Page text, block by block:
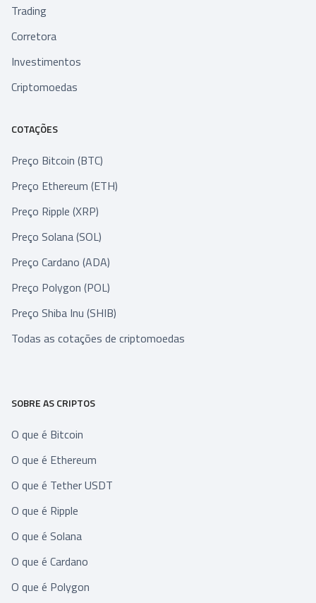
Trading
Corretora
Investimentos
Criptomoedas
COTAÇÕES
Preço Bitcoin (BTC)
Preço Ethereum (ETH)
Preço Ripple (XRP)
Preço Solana (SOL)
Preço Cardano (ADA)
Preço Polygon (POL)
Preço Shiba Inu (SHIB)
Todas as cotações de criptomoedas
SOBRE AS CRIPTOS
O que é Bitcoin
O que é Ethereum
O que é Tether USDT
O que é Ripple
O que é Solana
O que é Cardano
O que é Polygon